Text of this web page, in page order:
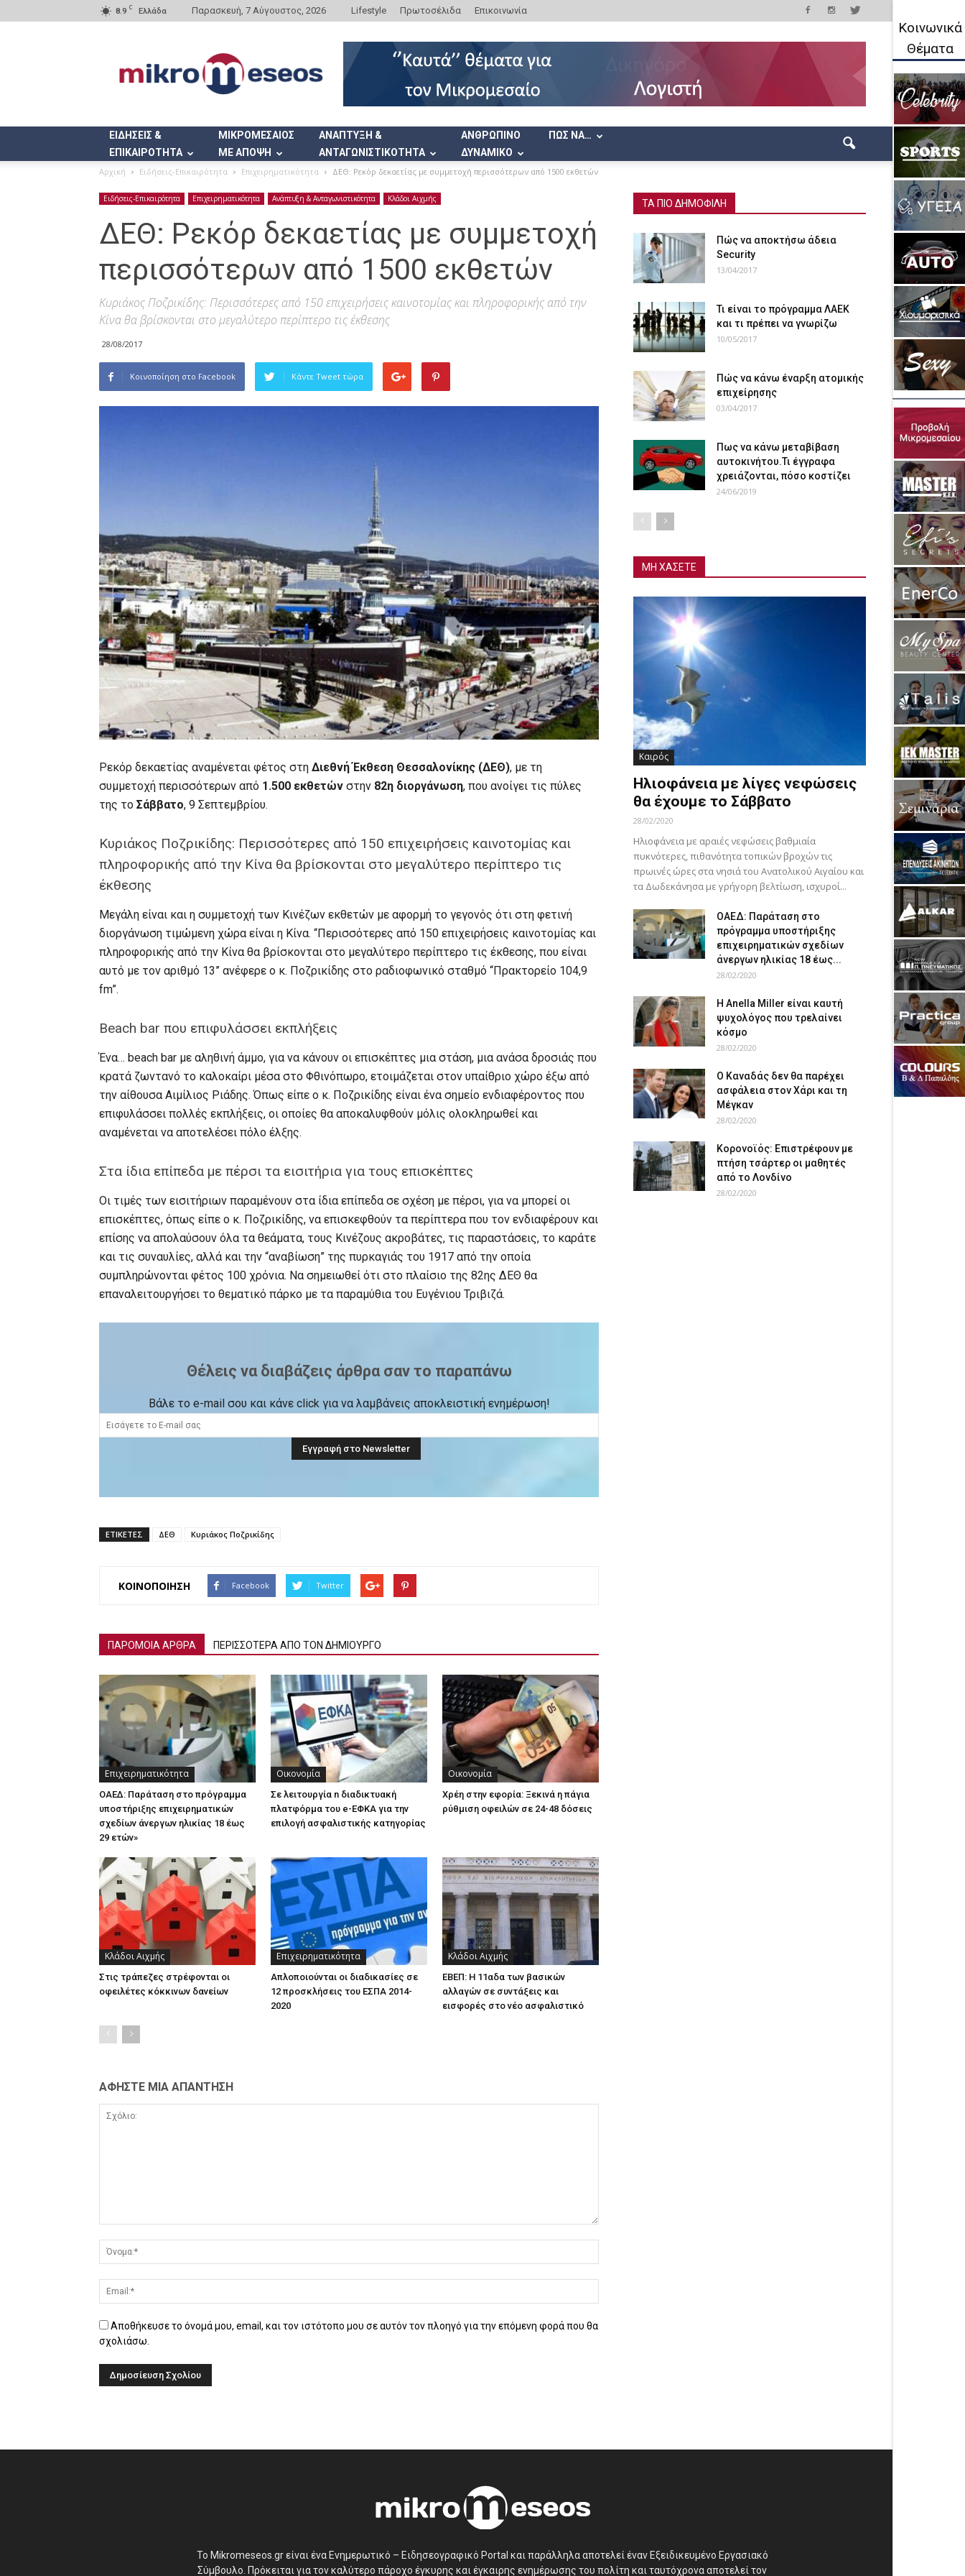
8.9 C Ελλάδα Παρασκευή, 7 Αύγουστος, 2026 Lifestyle Πρωτοσέλιδα Επικοινωνία
ΕΙΔΗΣΕΙΣ &
ΕΠΙΚΑΙΡΟΤΗΤΑ
ΜΙΚΡΟΜΕΣΑΙΟΣ
ΜΕ ΑΠΟΨΗ
ΑΝΑΠΤΥΞΗ &
ΑΝΤΑΓΩΝΙΣΤΙΚΟΤΗΤΑ
ΑΝΘΡΩΠΙΝΟ
ΔΥΝΑΜΙΚΟ
ΠΩΣ ΝΑ…
Αρχική Ειδήσεις-Επικαιρότητα Επιχειρηματικότητα ΔΕΘ: Ρεκόρ δεκαετίας με συμμετοχή περισσότερων από 1500 εκθετών
Ειδήσεις-Επικαιρότητα Επιχειρηματικότητα Ανάπτυξη & Ανταγωνιστικότητα Κλάδοι Αιχμής
ΔΕΘ: Ρεκόρ δεκαετίας με συμμετοχή
περισσότερων από 1500 εκθετών
Κυριάκος Ποζρικίδης: Περισσότερες από 150 επιχειρήσεις καινοτομίας και πληροφορικής από την
Κίνα θα βρίσκονται στο μεγαλύτερο περίπτερο τις έκθεσης
28/08/2017
Κοινοποίηση στο Facebook Κάντε Tweet τώρα
Ρεκόρ δεκαετίας αναμένεται φέτος στη Διεθνή Έκθεση Θεσσαλονίκης (ΔΕΘ), με τη
συμμετοχή περισσότερων από 1.500 εκθετών στην 82η διοργάνωση, που ανοίγει τις πύλες
της το Σάββατο, 9 Σεπτεμβρίου.
Κυριάκος Ποζρικίδης: Περισσότερες από 150 επιχειρήσεις καινοτομίας και
πληροφορικής από την Κίνα θα βρίσκονται στο μεγαλύτερο περίπτερο τις
έκθεσης
Μεγάλη είναι και η συμμετοχή των Κινέζων εκθετών με αφορμή το γεγονός ότι στη φετινή
διοργάνωση τιμώμενη χώρα είναι η Κίνα. “Περισσότερες από 150 επιχειρήσεις καινοτομίας και
πληροφορικής από την Κίνα θα βρίσκονται στο μεγαλύτερο περίπτερο τις έκθεσης, που είναι
αυτό με τον αριθμό 13” ανέφερε ο κ. Ποζρικίδης στο ραδιοφωνικό σταθμό “Πρακτορείο 104,9
fm”.
Beach bar που επιφυλάσσει εκπλήξεις
Ένα… beach bar με αληθινή άμμο, για να κάνουν οι επισκέπτες μια στάση, μια ανάσα δροσιάς που
κρατά ζωντανό το καλοκαίρι μέσα στο Φθινόπωρο, ετοιμάζεται στον υπαίθριο χώρο έξω από
την αίθουσα Αιμίλιος Ριάδης. Όπως είπε ο κ. Ποζρικίδης είναι ένα σημείο ενδιαφέροντος που
επιφυλάσσει πολλές εκπλήξεις, οι οποίες θα αποκαλυφθούν μόλις ολοκληρωθεί και
αναμένεται να αποτελέσει πόλο έλξης.
Στα ίδια επίπεδα με πέρσι τα εισιτήρια για τους επισκέπτες
Οι τιμές των εισιτήριων παραμένουν στα ίδια επίπεδα σε σχέση με πέρσι, για να μπορεί οι
επισκέπτες, όπως είπε ο κ. Ποζρικίδης, να επισκεφθούν τα περίπτερα που τον ενδιαφέρουν και
επίσης να απολαύσουν όλα τα θεάματα, τους Κινέζους ακροβάτες, τις παραστάσεις, το καράτε
και τις συναυλίες, αλλά και την “αναβίωση” της πυρκαγιάς του 1917 από την οποία
συμπληρώνονται φέτος 100 χρόνια. Να σημειωθεί ότι στο πλαίσιο της 82ης ΔΕΘ θα
επαναλειτουργήσει το θεματικό πάρκο με τα παραμύθια του Ευγένιου Τριβιζά.
Θέλεις να διαβάζεις άρθρα σαν το παραπάνω
Βάλε το e-mail σου και κάνε click για να λαμβάνεις αποκλειστική ενημέρωση!
ΕΤΙΚΕΤΕΣ ΔΕΘ Κυριάκος Ποζρικίδης
ΚΟΙΝΟΠΟΙΗΣΗ Facebook Twitter
ΠΑΡΟΜΟΙΑ ΑΡΘΡΑ ΠΕΡΙΣΣΟΤΕΡΑ ΑΠΟ ΤΟΝ ΔΗΜΙΟΥΡΓΟ
Επιχειρηματικότητα
ΟΑΕΔ: Παράταση στο πρόγραμμα
υποστήριξης επιχειρηματικών
σχεδίων άνεργων ηλικίας 18 έως
29 ετών»
Οικονομία
Σε λειτουργία n διαδικτυακή
πλατφόρμα του e-ΕΦΚΑ για την
επιλογή ασφαλιστικής κατηγορίας
Οικονομία
Χρέη στην εφορία: Ξεκινά η πάγια
ρύθμιση οφειλών σε 24-48 δόσεις
Κλάδοι Αιχμής
Στις τράπεζες στρέφονται οι
οφειλέτες κόκκινων δανείων
Επιχειρηματικότητα
Απλοποιούνται οι διαδικασίες σε
12 προσκλήσεις του ΕΣΠΑ 2014-
2020
Κλάδοι Αιχμής
ΕΒΕΠ: Η 11αδα των βασικών
αλλαγών σε συντάξεις και
εισφορές στο νέο ασφαλιστικό
ΑΦΗΣΤΕ ΜΙΑ ΑΠΑΝΤΗΣΗ
Αποθήκευσε το όνομά μου, email, και τον ιστότοπο μου σε αυτόν τον πλοηγό για την επόμενη φορά που θα
σχολιάσω.
ΤΑ ΠΙΟ ΔΗΜΟΦΙΛΗ
Πώς να αποκτήσω άδεια
Security
13/04/2017
Τι είναι το πρόγραμμα ΛΑΕΚ
και τι πρέπει να γνωρίζω
10/05/2017
Πώς να κάνω έναρξη ατομικής
επιχείρησης
03/04/2017
Πως να κάνω μεταβίβαση
αυτοκινήτου.Τι έγγραφα
χρειάζονται, πόσο κοστίζει
24/06/2019
ΜΗ ΧΑΣΕΤΕ
Καιρός
Ηλιοφάνεια με λίγες νεφώσεις
θα έχουμε το Σάββατο
28/02/2020
Ηλιοφάνεια με αραιές νεφώσεις βαθμιαία
πυκνότερες, πιθανότητα τοπικών βροχών τις
πρωινές ώρες στα νησιά του Ανατολικού Αιγαίου και
τα Δωδεκάνησα με γρήγορη βελτίωση, ισχυροί...
ΟΑΕΔ: Παράταση στο
πρόγραμμα υποστήριξης
επιχειρηματικών σχεδίων
άνεργων ηλικίας 18 έως...
28/02/2020
Η Anella Miller είναι καυτή
ψυχολόγος που τρελαίνει
κόσμο
28/02/2020
Ο Καναδάς δεν θα παρέχει
ασφάλεια στον Χάρι και τη
Μέγκαν
28/02/2020
Κορονοϊός: Επιστρέφουν με
πτήση τσάρτερ οι μαθητές
από το Λονδίνο
28/02/2020
Το Mikromeseos.gr είναι ένα Ενημερωτικό – Ειδησεογραφικό Portal και παράλληλα αποτελεί έναν Εξειδικευμένο Εργασιακό
Σύμβουλο. Πρόκειται για τον καλύτερο πάροχο έγκυρης και έγκαιρης ενημέρωσης του πολίτη και ταυτόχρονα αποτελεί τον
Κοινωνικά
Θέματα